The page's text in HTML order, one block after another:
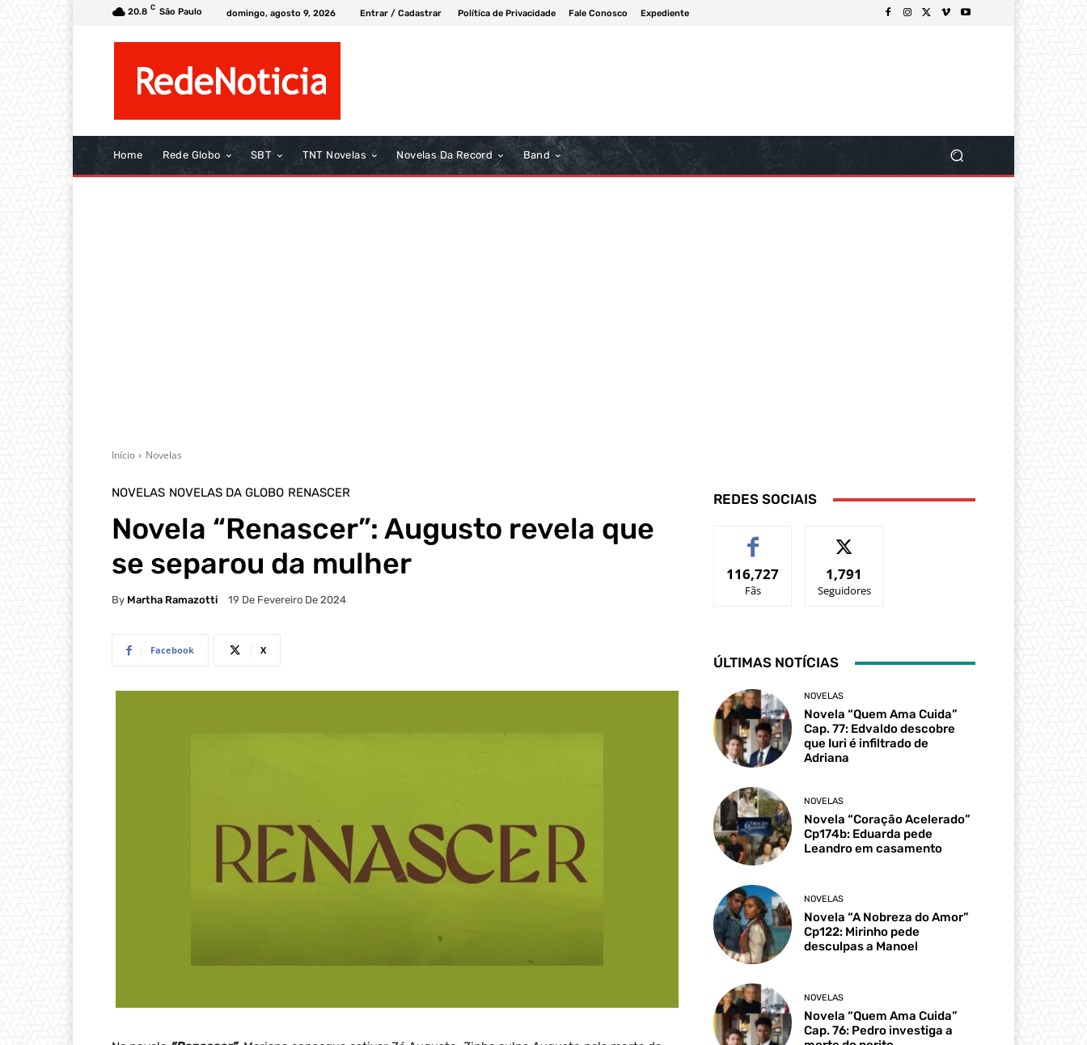
20.8 C São Paulo domingo, agosto 9, 2026 Entrar / Cadastrar Política de Privacidade Fale Conosco Expediente
Home Rede Globo SBT TNT Novelas Novelas Da Record Band
Início Novelas
NOVELAS NOVELAS DA GLOBO RENASCER
Novela “Renascer”: Augusto revela que
se separou da mulher
By Martha Ramazotti 19 De Fevereiro De 2024
Facebook X
REDES SOCIAIS
116,727
Fãs
1,791
Seguidores
ÚLTIMAS NOTÍCIAS
NOVELAS
Novela “Quem Ama Cuida”
Cap. 77: Edvaldo descobre
que Iuri é infiltrado de
Adriana
NOVELAS
Novela “Coração Acelerado”
Cp174b: Eduarda pede
Leandro em casamento
NOVELAS
Novela “A Nobreza do Amor”
Cp122: Mirinho pede
desculpas a Manoel
NOVELAS
Novela “Quem Ama Cuida”
Cap. 76: Pedro investiga a